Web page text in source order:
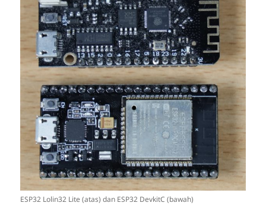
ESP32 Lolin32 Lite (atas) dan ESP32 DevkitC (bawah)